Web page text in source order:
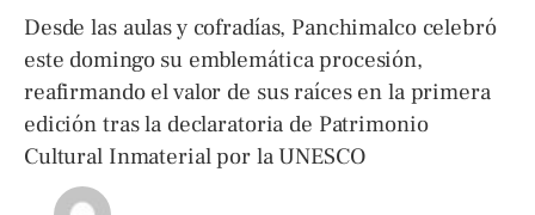
Desde las aulas y cofradías, Panchimalco celebró
este domingo su emblemática procesión,
reafirmando el valor de sus raíces en la primera
edición tras la declaratoria de Patrimonio
Cultural Inmaterial por la UNESCO